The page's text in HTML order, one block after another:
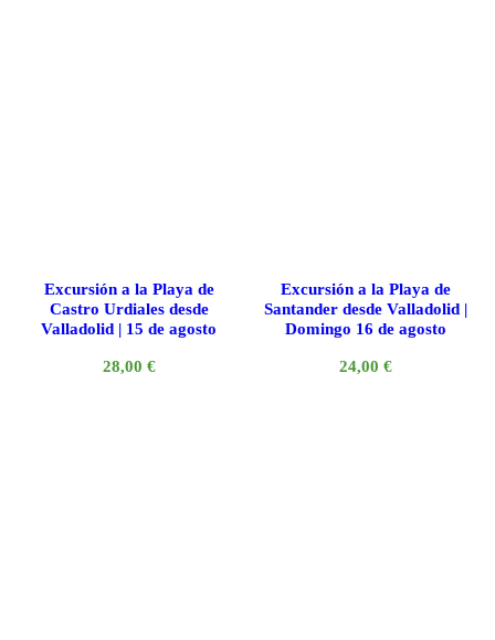
Excursión a la Playa de
Castro Urdiales desde
Valladolid | 15 de agosto
28,00 €
Excursión a la Playa de
Santander desde Valladolid |
Domingo 16 de agosto
24,00€